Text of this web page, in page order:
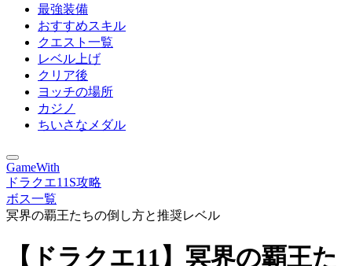
最強装備
おすすめスキル
クエスト一覧
レベル上げ
クリア後
ヨッチの場所
カジノ
ちいさなメダル
GameWith
ドラクエ11S攻略
ボス一覧
冥界の覇王たちの倒し方と推奨レベル
【ドラクエ11】冥界の覇王た